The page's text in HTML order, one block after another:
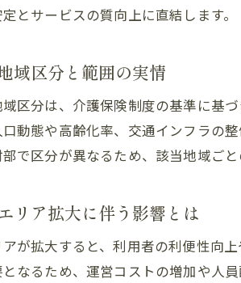
訪
訪
訪
訪
訪問介
訪
とサービスの質向上に直結します。
域区分と範囲の実情
区分は、介護保険制度の基準に基
動態や高齢化率、交通インフラの
で区分が異なるため、該当地域ご
リア拡大に伴う影響とは
が拡大すると、利用者の利便性向
なるため、運営コストの増加や人